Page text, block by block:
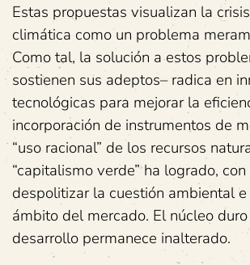
Estas propuestas visualizan la
climática como un problema
Como tal, la solución a estos
sostienen sus adeptos– radica en
tecnológicas para mejorar la
incorporación de instrumentos de
“uso racional” de los recursos
“capitalismo verde” ha logrado,
despolitizar la cuestión ambiental
ámbito del mercado. El núcleo
desarrollo permanece inalterado.